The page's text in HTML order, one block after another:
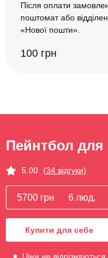
Після оплати
поштомат або
«Нової пошти».
100 грн
Пейнтбол для
5.00 (34 відгуки)
5700 грн 6 люд.
Купити для себе